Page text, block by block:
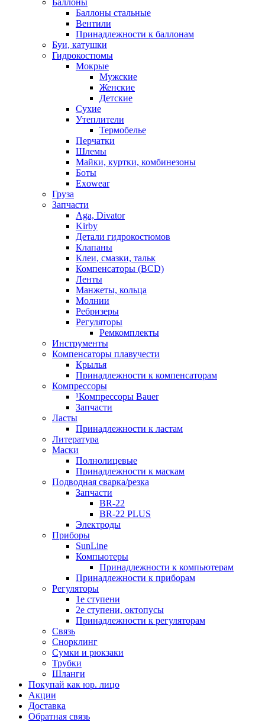
Баллоны стальные
Вентили
Принадлежности к баллонам
Буи, катушки
Гидрокостюмы
Мокрые
Мужские
Женские
Детские
Сухие
Утеплители
Термобелье
Перчатки
Шлемы
Майки, куртки, комбинезоны
Боты
Exowear
Груза
Запчасти
Aga, Divator
Kirby
Детали гидрокостюмов
Клапаны
Клеи, смазки, тальк
Компенсаторы (BCD)
Ленты
Манжеты, кольца
Молнии
Ребризеры
Регуляторы
Ремкомплекты
Инструменты
Компенсаторы плавучести
Крылья
Принадлежности к компенсаторам
Компрессоры
¹Компрессоры Bauer
Запчасти
Ласты
Принадлежности к ластам
Литература
Маски
Полнолицевые
Принадлежности к маскам
Подводная сварка/резка
Запчасти
BR-22
BR-22 PLUS
Электроды
Приборы
SunLine
Компьютеры
Принадлежности к компьютерам
Принадлежности к приборам
Регуляторы
1е ступени
2е ступени, октопусы
Принадлежности к регуляторам
Связь
Снорклинг
Сумки и рюкзаки
Трубки
Шланги
Покупай как юр. лицо
Акции
Доставка
Обратная связь